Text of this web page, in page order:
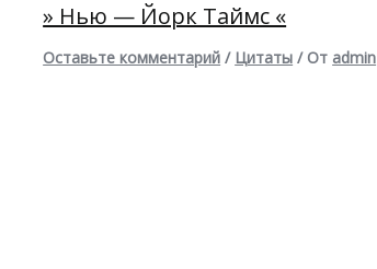
» Нью — Йорк Таймс «
Оставьте комментарий / Цитаты / От admin